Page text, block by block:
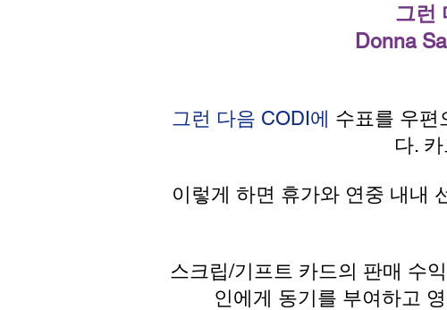
그런
Donna
그런 다음 CODI에 수표를 우편
다.
이렇게 하면 휴가와 연중 내내
스크립/기프트 카드의 판매 수
인에게 동기를 부여하고